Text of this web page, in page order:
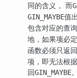
同的含义， 而
GIN_MAYBE值
包含对应的查
地，如果项必
函数必须只返回
项，即无法根
回GIN_MAYBE。